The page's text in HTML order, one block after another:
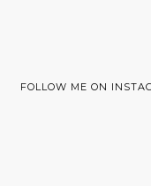
FOLLOW ME ON